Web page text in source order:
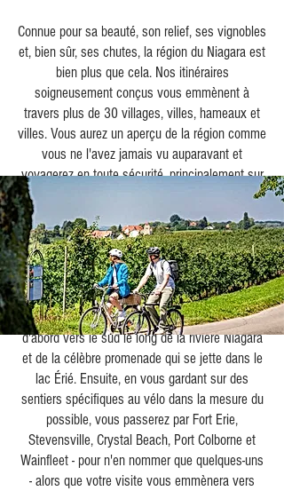
Connue pour sa beauté, son relief, ses vignobles
et, bien sûr, ses chutes, la région du Niagara est
bien plus que cela. Nos itinéraires
soigneusement conçus vous emmènent à
travers plus de 30 villages, villes, hameaux et
villes. Vous aurez un aperçu de la région comme
vous ne l'avez jamais vu auparavant et
voyagerez en toute sécurité, principalement sur
des routes, des sentiers et des sentiers cachés
hors des sentiers battus adaptés aux vélos de
route.
En partant de la ville pittoresque de Niagara-on-
the-Lake (NOTL), sur 4 ou 5 jours, en semaine
ou en week-end, nous vous emmènerons
d'abord vers le sud le long de la rivière Niagara
et de la célèbre promenade qui se jette dans le
lac Érié. Ensuite, en vous gardant sur des
sentiers spécifiques au vélo dans la mesure du
possible, vous passerez par Fort Erie,
Stevensville, Crystal Beach, Port Colborne et
Wainfleet - pour n'en nommer que quelques-uns
- alors que votre visite vous emmènera vers